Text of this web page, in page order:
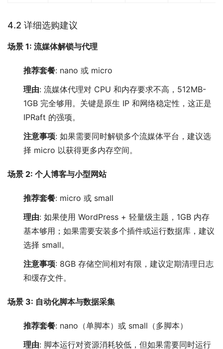
4.2 详细选购建议
场景 1: 流媒体解锁与代理
推荐套餐: nano 或 micro
理由: 流媒体代理对 CPU 和内存要求不高，512MB-
1GB 完全够用。关键是原生 IP 和网络稳定性，这正是
IPRaft 的强项。
注意事项: 如果需要同时解锁多个流媒体平台，建议选
择 micro 以获得更多内存空间。
场景 2: 个人博客与小型网站
推荐套餐: micro 或 small
理由: 如果使用 WordPress + 轻量级主题，1GB 内存
基本够用；如果需要安装多个插件或运行数据库，建议
选择 small。
注意事项: 8GB 存储空间相对有限，建议定期清理日志
和缓存文件。
场景 3: 自动化脚本与数据采集
推荐套餐: nano（单脚本）或 small（多脚本）
理由: 脚本运行对资源消耗较低，但如果需要同时运行